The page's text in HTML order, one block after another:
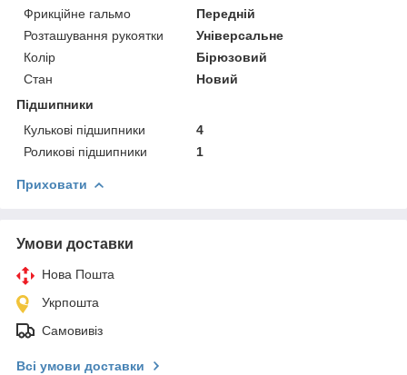
Фрикційне гальмо
Передній
Розташування рукоятки
Універсальне
Колір
Бірюзовий
Стан
Новий
Підшипники
Кулькові підшипники
4
Роликові підшипники
1
Приховати
Умови доставки
Нова Пошта
Укрпошта
Самовивіз
Всі умови доставки